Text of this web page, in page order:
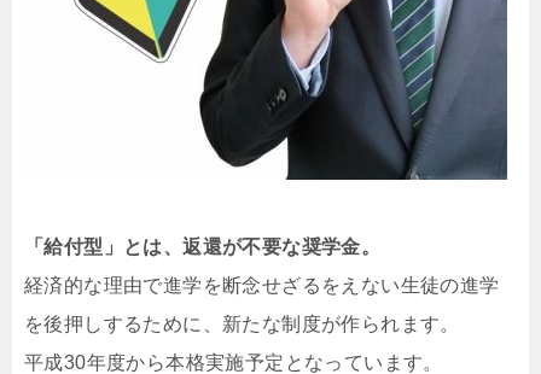
「給付型」とは、返還が不要な奨学金。
経済的な理由で進学を断念せざるをえない生徒の進学
を後押しするために、新たな制度が作られます。
平成30年度から本格実施予定となっています。